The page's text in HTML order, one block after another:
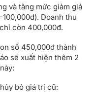
và tăng mức giảm giá
Doanh thu
còn 400,000đ.
số 450,000đ thành
sẽ xuất hiện thêm 2
bỏ giá trị cũ: